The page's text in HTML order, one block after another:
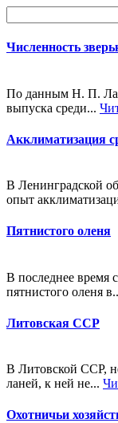
Численность
По данным Н. П.
выпуска среди...
Акклиматизация
В Ленинградской
опыт
Пятнистого оленя
В последнее время
пятнистого оленя
Литовская ССР
В Литовской ССР,
ланей, к ней не...
Охотничьи